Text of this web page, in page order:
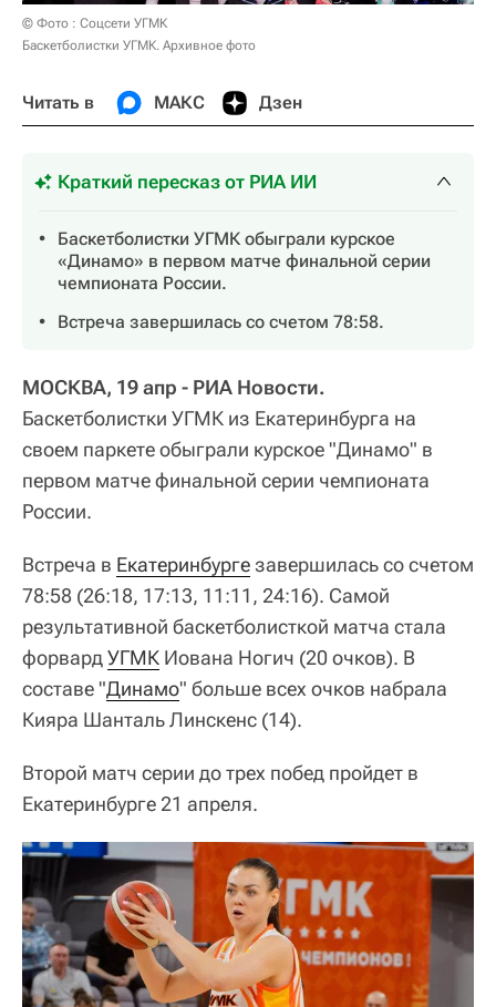
© Фото : Соцсети УГМК
Баскетболистки УГМК. Архивное фото
Читать в МАКС Дзен
Краткий пересказ от РИА ИИ
Баскетболистки УГМК обыграли курское
«Динамо» в первом матче финальной серии
чемпионата России.
Встреча завершилась со счетом 78:58.
МОСКВА, 19 апр - РИА Новости.
Баскетболистки УГМК из Екатеринбурга на
своем паркете обыграли курское "Динамо" в
первом матче финальной серии чемпионата
России.
Встреча в Екатеринбургезавершилась со счетом
78:58 (26:18, 17:13, 11:11, 24:16). Самой
результативной баскетболисткой матча стала
форвардУГМК Иована Ногич (20 очков). В
составе "Динамо" больше всех очков набрала
Кияра Шанталь Линскенс (14).
Второй матч серии до трех побед пройдет в
Екатеринбурге 21 апреля.